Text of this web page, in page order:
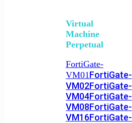
Virtual
Machine
Perpetual
FortiGate-
VM01FortiGate-
VM02FortiGate-
VM04FortiGate-
VM08FortiGate-
VM16FortiGate-